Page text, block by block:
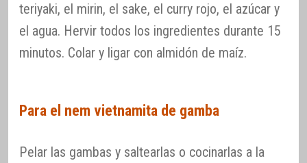
teriyaki, el mirin, el sake, el curry rojo, el azúcar y
el agua. Hervir todos los ingredientes durante 15
minutos. Colar y ligar con almidón de maíz.
Para el nem vietnamita de gamba
Pelar las gambas y saltearlas o cocinarlas a la